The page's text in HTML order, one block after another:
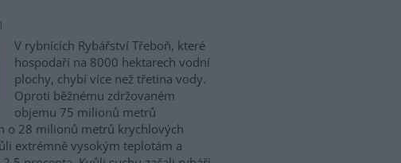
V rybnících Rybářství Třeboň, které
hospodaří na 8000 hektarech vodní
plochy, chybí více než třetina vody.
Oproti běžnému zdržovaném
objemu 75 milionů metrů
o 28 milionů metrů krychlových
extrémně vysokým teplotám a